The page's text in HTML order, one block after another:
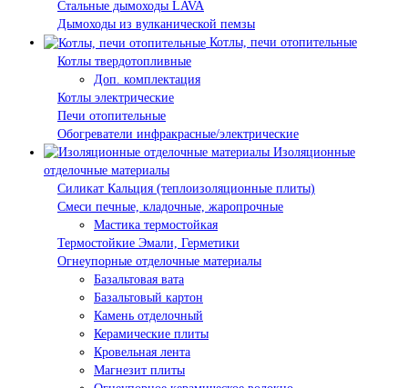
Стальные дымоходы LAVA
Дымоходы из вулканической пемзы
Котлы, печи отопительные
Котлы твердотопливные
Доп. комплектация
Котлы электрические
Печи отопительные
Обогреватели инфракрасные/электрические
Изоляционные
отделочные материалы
Силикат Кальция (теплоизоляционные плиты)
Смеси печные, кладочные, жаропрочные
Мастика термостойкая
Термостойкие Эмали, Герметики
Огнеупорные отделочные материалы
Базальтовая вата
Базальтовый картон
Камень отделочный
Керамические плиты
Кровельная лента
Магнезит плиты